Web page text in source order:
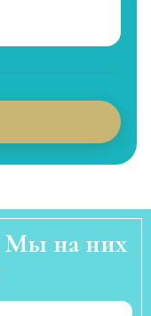
Мы на них